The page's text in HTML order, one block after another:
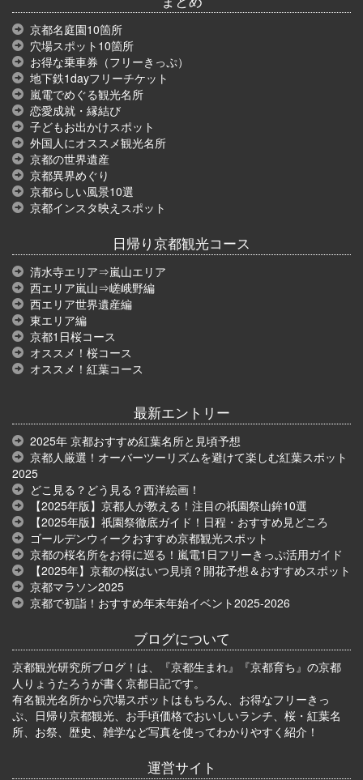
京都名庭園10箇所
穴場スポット10箇所
お得な乗車券（フリーきっぷ）
地下鉄1dayフリーチケット
嵐電でめぐる観光名所
恋愛成就・縁結び
子どもお出かけスポット
外国人にオススメ観光名所
京都の世界遺産
京都異界めぐり
京都らしい風景10選
京都インスタ映えスポット
日帰り京都観光コース
清水寺エリア⇒嵐山エリア
西エリア嵐山⇒嵯峨野編
西エリア世界遺産編
東エリア編
京都1日桜コース
オススメ！桜コース
オススメ！紅葉コース
最新エントリー
2025年 京都おすすめ紅葉名所と見頃予想
京都人厳選！オーバーツーリズムを避けて楽しむ紅葉スポット
2025
どこ見る？どう見る？西洋絵画！
【2025年版】京都人が教える！注目の祇園祭山鉾10選
【2025年版】祇園祭徹底ガイド！日程・おすすめ見どころ
ゴールデンウィークおすすめ京都観光スポット
京都の桜名所をお得に巡る！嵐電1日フリーきっぷ活用ガイド
【2025年】京都の桜はいつ見頃？開花予想＆おすすめスポット
京都マラソン2025
京都で初詣！おすすめ年末年始イベント2025-2026
ブログについて
京都観光研究所ブログ！は、『京都生まれ』『京都育ち』の京都
人りょうたろうが書く京都日記です。
有名観光名所から穴場スポットはもちろん、お得なフリーきっ
ぷ、日帰り京都観光、お手頃価格でおいしいランチ、桜・紅葉名
所、お祭、歴史、雑学など写真を使ってわかりやすく紹介！
運営サイト